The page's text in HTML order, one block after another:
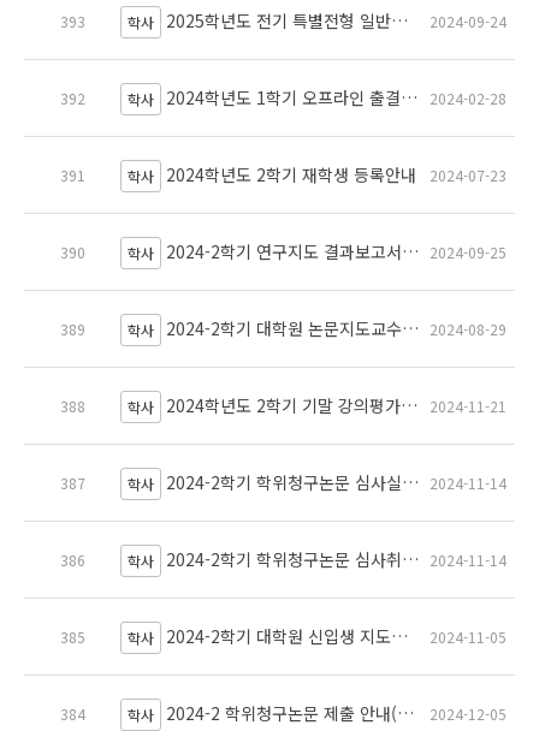
393 학사 2025학년도 전기 특별전형 일반대학원 신입학 모집요강 공고(첨부파일 수정) 2024-09-24
392 학사 2024학년도 1학기 오프라인 출결 입력 시스템 변경 안내 2024-02-28
391 학사 2024학년도 2학기 재학생 등록안내 2024-07-23
390 학사 2024-2학기 연구지도 결과보고서 제출 안내 2024-09-25
389 학사 2024-2학기 대학원 논문지도교수 변경 안내 2024-08-29
388 학사 2024학년도 2학기 기말 강의평가 실시 안내 2024-11-21
387 학사 2024-2학기 학위청구논문 심사실시 및 심사결과보고서 제출안내 2024-11-14
386 학사 2024-2학기 학위청구논문 심사취소 및 심사위원/제목 변경 안내 2024-11-14
385 학사 2024-2학기 대학원 신입생 지도교수 및 세부전공 배정 안내(~11/28까지) 2024-11-05
384 학사 2024-2 학위청구논문 제출 안내(★ 필독 제출 일정 확인) 2024-12-05